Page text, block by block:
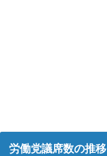
労働党議席数の推移